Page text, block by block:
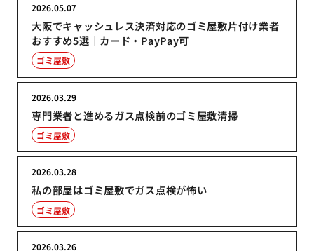
大阪でキャッシュレス決済対応のゴミ屋敷片付け業者
おすすめ5選｜カード・PayPay可
2026.05.07
ゴミ屋敷
専門業者と進めるガス点検前のゴミ屋敷清掃
2026.03.29
ゴミ屋敷
私の部屋はゴミ屋敷でガス点検が怖い
2026.03.28
ゴミ屋敷
2026.03.26